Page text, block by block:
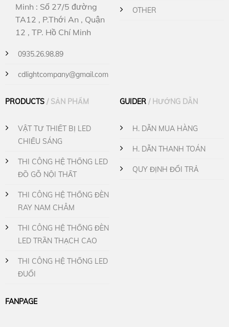
Minh : Số 27/5 đường
TA12 , P.Thới An , Quận
12 , TP. Hồ Chí Minh
0935.26.98.89
cdlightcompany@gmail.com
OTHER
PRODUCTS/ SẢN PHẨM
VẬT TƯ THIẾT BỊ LED
CHIẾU SÁNG
THI CÔNG HỆ THỐNG LED
ĐỒ GỖ NỘI THẤT
THI CÔNG HỆ THỐNG ĐÈN
RAY NAM CHÂM
THI CÔNG HỆ THỐNG ĐÈN
LED TRẦN THẠCH CAO
THI CÔNG HỆ THỐNG LED
ĐUỔI
GUIDER / HƯỚNG DẪN
H. DẪN MUA HÀNG
H. DẪN THANH TOÁN
QUY ĐỊNH ĐỔI TRẢ
FANPAGE